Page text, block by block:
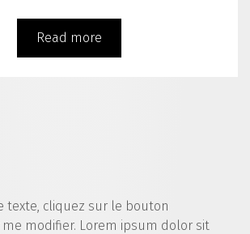
Read more
texte, cliquez sur le bouton
modifier. Lorem ipsum dolor sit